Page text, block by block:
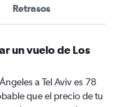
Retrasos
un vuelo de Los
a Tel Aviv es 78
que el precio de tu